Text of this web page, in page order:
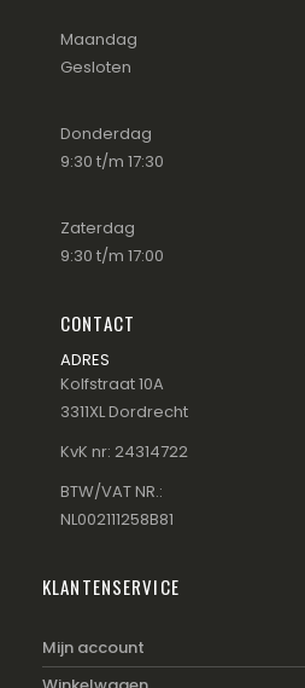
Maandag
Gesloten
Donderdag
9:30 t/m 17:30
Zaterdag
9:30 t/m 17:00
CONTACT
ADRES
Kolfstraat 10A
3311XL Dordrecht
KvK nr: 24314722
BTW/VAT NR.:
NL002111258B81
KLANTENSERVICE
Mijn account